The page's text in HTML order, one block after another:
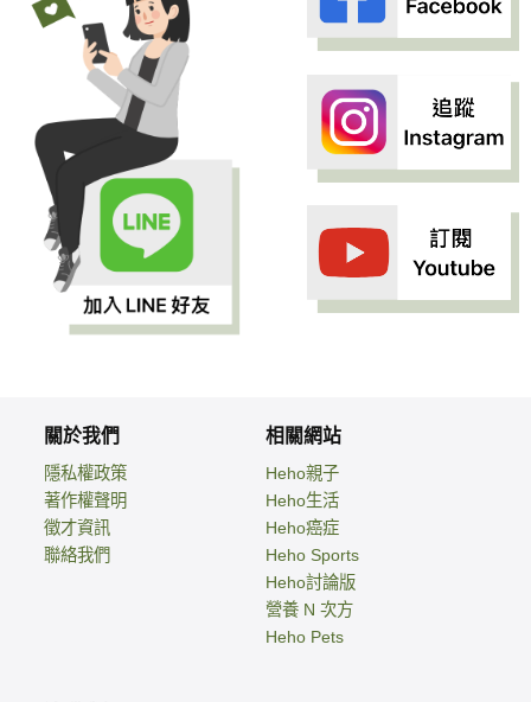
關於我們
隱私權政策
著作權聲明
徵才資訊
聯絡我們
相關網站
Heho親子
Heho生活
Heho癌症
Heho Sports
Heho討論版
營養 N 次方
Heho Pets